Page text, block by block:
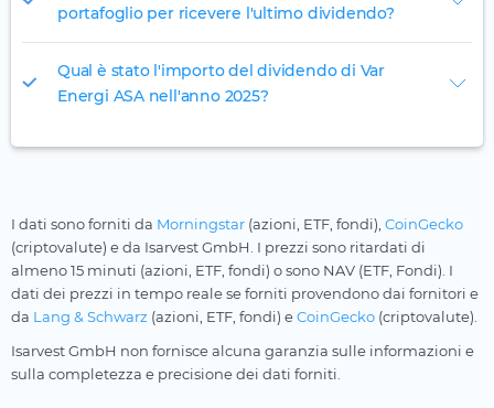
portafoglio per ricevere l'ultimo dividendo?
Qual è stato l'importo del dividendo di Var
Energi ASA nell'anno 2025?
I dati sono forniti da Morningstar (azioni, ETF, fondi), CoinGecko
(criptovalute) e da Isarvest GmbH. I prezzi sono ritardati di
almeno 15 minuti (azioni, ETF, fondi) o sono NAV (ETF, Fondi). I
dati dei prezzi in tempo reale se forniti provendono dai fornitori e
da Lang & Schwarz (azioni, ETF, fondi) eCoinGecko (criptovalute).
Isarvest GmbH non fornisce alcuna garanzia sulle informazioni e
sulla completezza e precisione dei dati forniti.